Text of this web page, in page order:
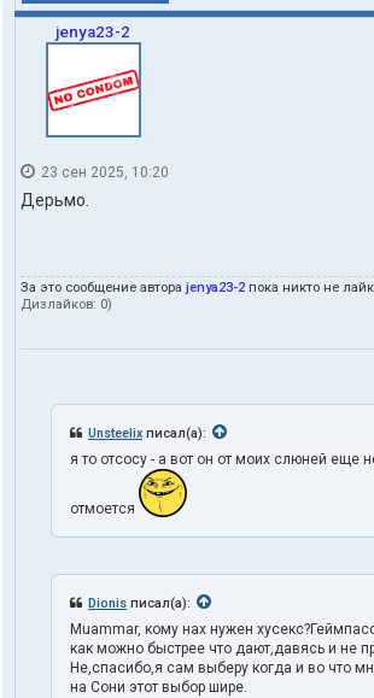
jenya23-2
23 сен 2025, 10:20
Дерьмо.
За это сообщение автора jenya23-2 пока никто не
Дизлайков: 0)
Unsteelix писал(а):
я то отсосу - а вот он от моих слюней еще
отмоется
Dionis писал(а):
Muammar, кому нах нужен
как можно быстрее что дают,давясь и не
Не,спасибо,я сам выберу когда и во что
на Сони этот выбор шире.